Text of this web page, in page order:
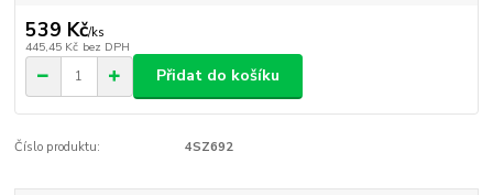
539 Kč/ks
445,45 Kč bez DPH
Přidat do košíku
Číslo produktu: 4SZ692